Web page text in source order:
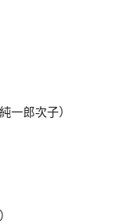
一郎次子）